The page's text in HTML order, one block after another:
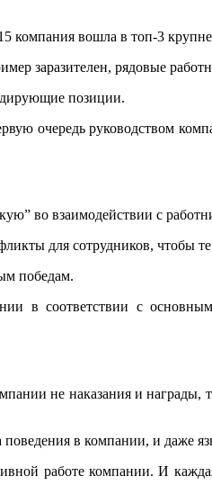
компания вошла в топ-3
заразителен, рядовые
позиции.
очередь руководством
во взаимодействии с
для сотрудников, чтобы
победам.
в соответствии с
не наказания и награды,
в компании, и даже
работе компании. И